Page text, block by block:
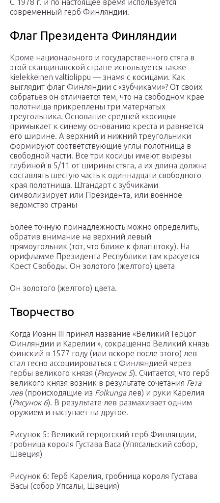
С 1978 г. и по настоящее время используется
современный герб Финляндии.
Флаг Президента Финляндии
Кроме национального и государственного стяга в
этой скандинавской стране используется также
kielekkeinen valtiolippu — знамя с косицами. Как
выглядит флаг Финляндии с «зубчиками»? От своих
собратьев он отличается тем, что на свободном крае
полотнища прикреплены три матерчатых
треугольника. Основание средней «косицы»
примыкает к синему основанию креста и равняется
его ширине. А верхний и нижний треугольники
формируют соответствующие углы полотнища в
свободной части. Все три косицы имеют вырезы
глубиной в 5/11 от ширины стяга, а их длина должна
составлять шестую часть к одиннадцати свободного
края полотнища. Штандарт с зубчиками
символизирует или Президента, или военное
ведомство страны
Более точную принадлежность можно определить,
обратив внимание на верхний левый
прямоугольник (тот, что ближе к флагштоку). На
орифламме Президента Республики там красуется
Крест Свободы. Он золотого (желтого) цвета
Он золотого (желтого) цвета.
Творчество
Когда Иоанн III принял название «Великий Герцог
Финляндии и Карелии », сокращенно Великий князь
финский в 1577 году (или вскоре после этого) лев
стал тесно ассоциироваться с Финляндией через
гербы великого князя (Рисунок 5). Считается, что герб
великого князя возник в результате сочетания Гета
лев (происходящие из Folkungaлев) и руки Карелия
(Рисунок 6). В результате лев размахивает одним
оружием и наступает на другое.
Рисунок 5: Великий герцогский герб Финляндии,
гробница короля Густава Васа (Уппсальский собор,
Швеция)
Рисунок 6: Герб Карелия, гробница короля Густава
Васы (собор Упсалы, Швеция)